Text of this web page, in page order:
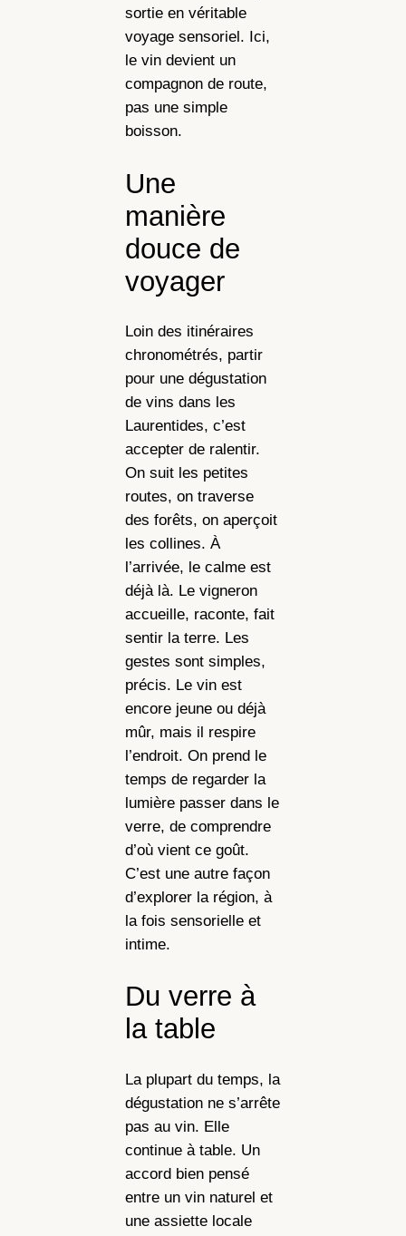
sortie en véritable
voyage sensoriel. Ici,
le vin devient un
compagnon de route,
pas une simple
boisson.
Une
manière
douce de
voyager
Loin des itinéraires
chronométrés, partir
pour une dégustation
de vins dans les
Laurentides, c’est
accepter de ralentir.
On suit les petites
routes, on traverse
des forêts, on aperçoit
les collines. À
l’arrivée, le calme est
déjà là. Le vigneron
accueille, raconte, fait
sentir la terre. Les
gestes sont simples,
précis. Le vin est
encore jeune ou déjà
mûr, mais il respire
l’endroit. On prend le
temps de regarder la
lumière passer dans le
verre, de comprendre
d’où vient ce goût.
C’est une autre façon
d’explorer la région, à
la fois sensorielle et
intime.
Du verre à
la table
La plupart du temps, la
dégustation ne s’arrête
pas au vin. Elle
continue à table. Un
accord bien pensé
entre un vin naturel et
une assiette locale